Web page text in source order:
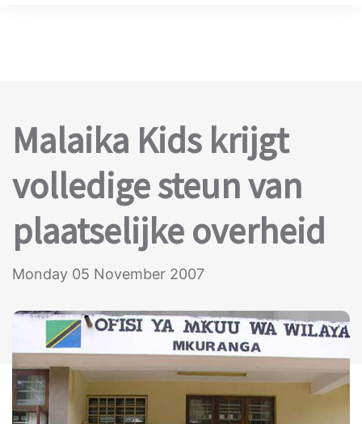
Malaika Kids krijgt
volledige steun van
plaatselijke overheid
Monday 05 November 2007